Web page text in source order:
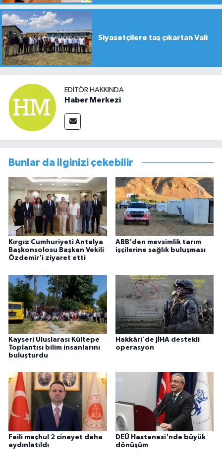
Siyasetçilere taş çıkartan Vali
EDITÖR HAKKINDA
Haber Merkezi
Bunlar da ilginizi çekebilir
Kırgız Cumhuriyeti Antalya
Başkonsolosu Başkan Vekili
Özdemir'i ziyaret etti
ABB'den mevsimlik tarım
işçilerine sağlık buluşması
Kayseri Uluslarası Kültepe
Toplantısı bilim insanlarını
buluşturdu
Hakkâri'de JİHA destekli
operasyon
Faili meçhul 2 cinayet daha
aydınlatıldı
DEÜ Hastanesi'nde büyük
dönüşüm